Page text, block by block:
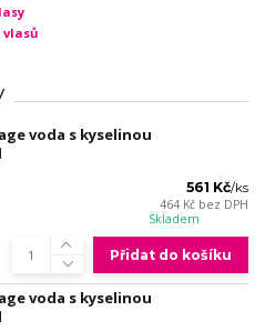
voda s kyselinou
561 Kč/ks
464 Kč bez DPH
Skladem
Přidat do košíku
voda s kyselinou